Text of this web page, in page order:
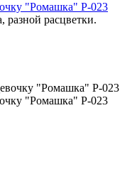
"Ромашка" Р-023
разной расцветки.
"Ромашка" Р-023